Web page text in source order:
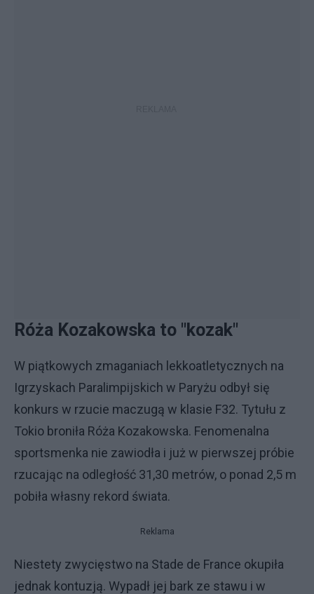
Róża Kozakowska to "kozak"
W piątkowych zmaganiach lekkoatletycznych na
Igrzyskach Paralimpijskich w Paryżu odbył się
konkurs w rzucie maczugą w klasie F32. Tytułu z
Tokio broniła Róża Kozakowska. Fenomenalna
sportsmenka nie zawiodła i już w pierwszej próbie
rzucając na odległość 31,30 metrów, o ponad 2,5 m
pobiła własny rekord świata.
Reklama
Niestety zwycięstwo na Stade de France okupiła
jednak kontuzją. Wypadł jej bark ze stawu i w